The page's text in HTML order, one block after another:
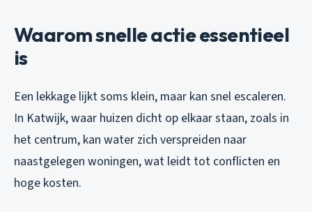
Waarom snelle actie essentieel
is
Een lekkage lijkt soms klein, maar kan snel escaleren.
In Katwijk, waar huizen dicht op elkaar staan, zoals in
het centrum, kan water zich verspreiden naar
naastgelegen woningen, wat leidt tot conflicten en
hoge kosten.